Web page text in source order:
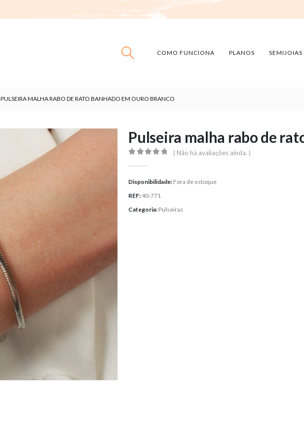
COMO FUNCIONA PLANOS SEMIJOIAS
PULSEIRA MALHA RABO DE RATO BANHADO EM OURO BRANCO
Pulseira malha rabo de
( Não há avaliações ainda. )
Disponibilidade: Fora de estoque
REF:40-771
Categoria: Pulseiras